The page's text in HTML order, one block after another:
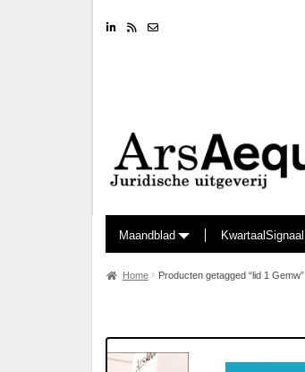
LinkedinRSS feed
Maandblad KwartaalSignaal
Home Producten getagged “lid 1 Gemw”